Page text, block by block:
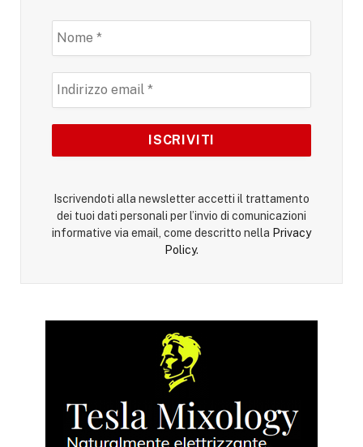
Iscrivendoti alla newsletter accetti il trattamento
dei tuoi dati personali per l’invio di comunicazioni
informative via email, come descritto nella Privacy
Policy.